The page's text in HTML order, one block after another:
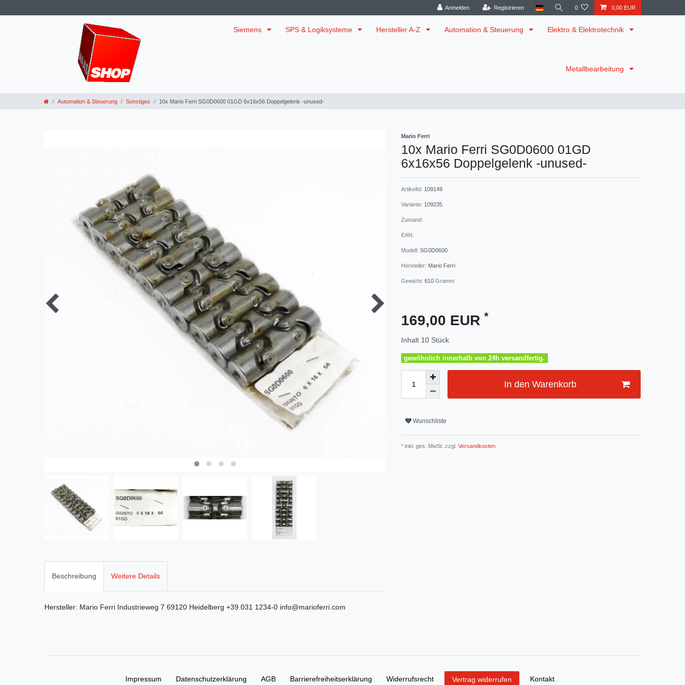
Anmelden Registrieren 0 0,00 EUR
Siemens SPS & Logiksysteme Hersteller A-Z Automation & Steuerung Elektro & Elektrotechnik
Metallbearbeitung
Automation & Steuerung Sonstiges 10x Mario Ferri SG0D0600 01GD 6x16x56 Doppelgelenk -unused-
Beschreibung Weitere Details
Hersteller: Mario Ferri Industrieweg 7 69120 Heidelberg +39 031 1234-0 info@marioferri.com
Mario Ferri
10x Mario Ferri SG0D0600 01GD
6x16x56 Doppelgelenk -unused-
ArtikelId: 109149
Variante: 109235
Zustand:
EAN:
Modell: SG0D0600
Hersteller: Mario Ferri
Gewicht: 610 Gramm
169,00 EUR *
Inhalt 10 Stück
gewöhnlich innerhalb von 24h versandfertig.
In den Warenkorb
Wunschliste
* inkl. ges. MwSt. zzgl. Versandkosten
Impressum Daten­schutz­erklärung AGB Barrierefreiheitserklärung Widerrufs­recht Vertrag widerrufen Kontakt